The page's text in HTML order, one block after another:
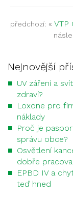
předchozí: « VTP
Nejnovější
UV záření a
zdraví?
Loxone pro
náklady
Proč je
správu obce?
Osvětlení
dobře
EPBD IV a
teď hned